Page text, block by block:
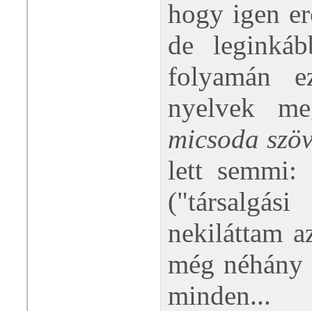
hogy igen
de
folyamán
nyelvek
micsoda
lett semmi:
nekiláttam
még
minden...